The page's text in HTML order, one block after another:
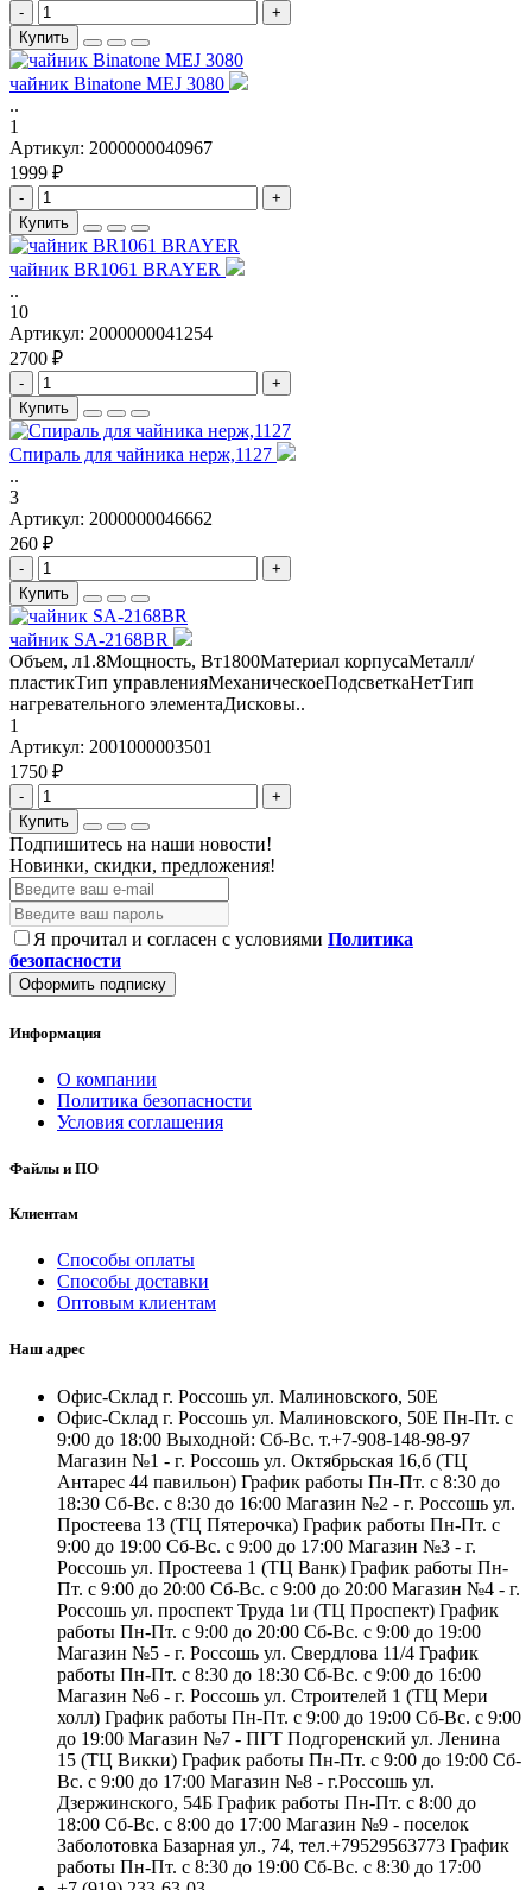
-
+
Купить
чайник Binatone MEJ 3080
..
1
Артикул: 2000000040967
1999 ₽
-
+
Купить
чайник BR1061 BRAYER
..
10
Артикул: 2000000041254
2700 ₽
-
+
Купить
Спираль для чайника нерж,1127
..
3
Артикул: 2000000046662
260 ₽
-
+
Купить
чайник SA-2168BR
Объем, л1.8Мощность, Вт1800Материал корпусаМеталл/
пластикТип управленияМеханическоеПодсветкаНетТип
нагревательного элементаДисковы..
1
Артикул: 2001000003501
1750 ₽
-
+
Купить
Подпишитесь на наши новости!
Новинки, скидки, предложения!
Я прочитал и согласен с условиями Политика
безопасности
Оформить подписку
Информация
О компании
Политика безопасности
Условия соглашения
Файлы и ПО
Клиентам
Способы оплаты
Способы доставки
Оптовым клиентам
Наш адрес
Офис-Склад г. Россошь ул. Малиновского, 50Е
Офис-Склад г. Россошь ул. Малиновского, 50Е Пн-Пт. с
9:00 до 18:00 Выходной: Сб-Вс. т.+7-908-148-98-97
Магазин №1 - г. Россошь ул. Октябрьская 16,б (ТЦ
Антарес 44 павильон) График работы Пн-Пт. с 8:30 до
18:30 Сб-Вс. с 8:30 до 16:00 Магазин №2 - г. Россошь ул.
Простеева 13 (ТЦ Пятерочка) График работы Пн-Пт. с
9:00 до 19:00 Сб-Вс. с 9:00 до 17:00 Магазин №3 - г.
Россошь ул. Простеева 1 (ТЦ Ванк) График работы Пн-
Пт. с 9:00 до 20:00 Сб-Вс. с 9:00 до 20:00 Магазин №4 - г.
Россошь ул. проспект Труда 1и (ТЦ Проспект) График
работы Пн-Пт. с 9:00 до 20:00 Сб-Вс. с 9:00 до 19:00
Магазин №5 - г. Россошь ул. Свердлова 11/4 График
работы Пн-Пт. с 8:30 до 18:30 Сб-Вс. с 9:00 до 16:00
Магазин №6 - г. Россошь ул. Строителей 1 (ТЦ Мери
холл) График работы Пн-Пт. с 9:00 до 19:00 Сб-Вс. с 9:00
до 19:00 Магазин №7 - ПГТ Подгоренский ул. Ленина
15 (ТЦ Викки) График работы Пн-Пт. с 9:00 до 19:00 Сб-
Вс. с 9:00 до 17:00 Магазин №8 - г.Россошь ул.
Дзержинского, 54Б График работы Пн-Пт. с 8:00 до
18:00 Сб-Вс. с 8:00 до 17:00 Магазин №9 - поселок
Заболотовка Базарная ул., 74, тел.+79529563773 График
работы Пн-Пт. с 8:30 до 19:00 Сб-Вс. с 8:30 до 17:00